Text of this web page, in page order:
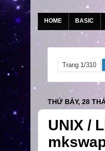
HOME BASIC
Trang 1/310
THỨ BẢY, 28
UNIX /